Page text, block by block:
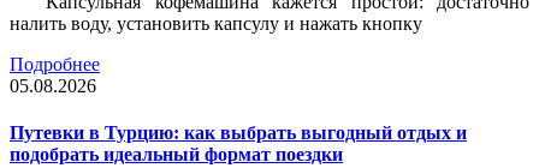
налить воду, установить капсулу и нажать кнопку
Подробнее
05.08.2026
Путевки в Турцию: как выбрать выгодный отдых и
подобрать идеальный формат поездки